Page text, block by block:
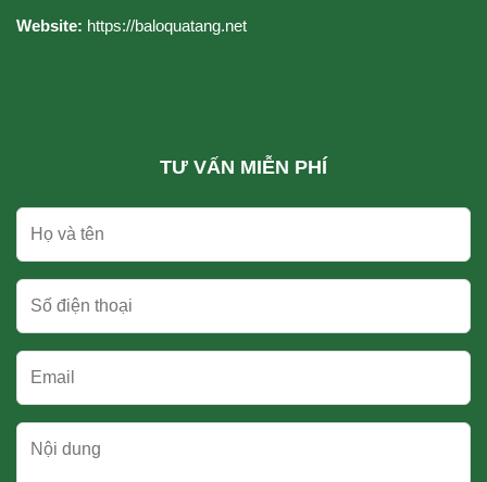
Website: https://baloquatang.net
TƯ VẤN MIỄN PHÍ